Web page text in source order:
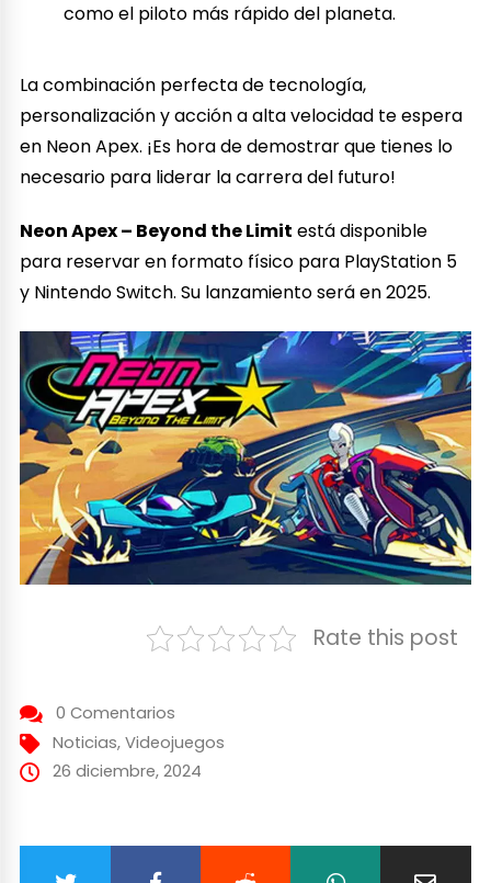
como el piloto más rápido del planeta.
La combinación perfecta de tecnología,
personalización y acción a alta velocidad te espera
en Neon Apex. ¡Es hora de demostrar que tienes lo
necesario para liderar la carrera del futuro!
Neon Apex – Beyond the Limit está disponible
para reservar en formato físico para PlayStation 5
y Nintendo Switch. Su lanzamiento será en 2025.
Rate this post
0 Comentarios
Noticias, Videojuegos
26 diciembre, 2024